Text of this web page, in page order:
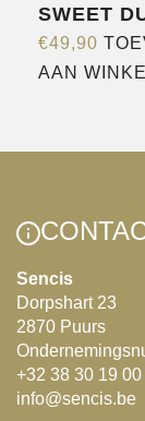
SWEET
€49,90
AAN
Sencis
Dorpshart 23
2870 Puurs
+32 38 30 19 00
info@sencis.be